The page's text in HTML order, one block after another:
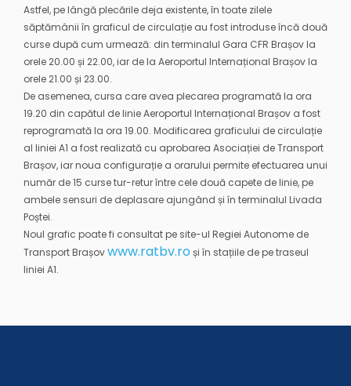
Astfel, pe lângă plecările deja existente, în toate zilele
săptămânii în graficul de circulație au fost introduse încă două
curse după cum urmează: din terminalul Gara CFR Brașov la
orele 20.00 și 22.00, iar de la Aeroportul Internațional Brașov la
orele 21.00 și 23.00.
De asemenea, cursa care avea plecarea programată la ora
19.20 din capătul de linie Aeroportul Internațional Brașov a fost
reprogramată la ora 19.00. Modificarea graficului de circulație
al liniei A1 a fost realizată cu aprobarea Asociației de Transport
Brașov, iar noua configurație a orarului permite efectuarea unui
număr de 15 curse tur-retur între cele două capete de linie, pe
ambele sensuri de deplasare ajungând și în terminalul Livada
Poștei.
Noul grafic poate fi consultat pe site-ul Regiei Autonome de
Transport Brașovwww.ratbv.roși în stațiile de pe traseul
liniei A1.